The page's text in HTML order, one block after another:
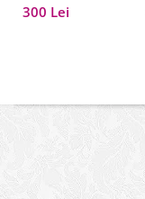
300 Lei